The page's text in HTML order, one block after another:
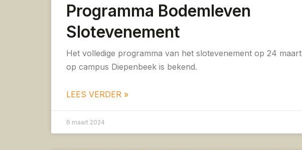
Programma Bodemleven
Slotevenement
Het volledige programma van het slotevenement op 24 maart
op campus Diepenbeek is bekend.
LEES VERDER »
6 maart 2024